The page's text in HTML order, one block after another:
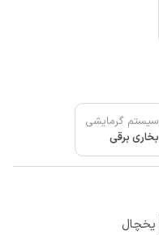
سیستم گرمایشی
بخاری برقی
یخچال